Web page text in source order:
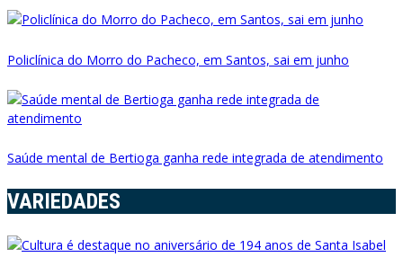
Policlínica do Morro do Pacheco, em Santos, sai em junho
Saúde mental de Bertioga ganha rede integrada de atendimento
VARIEDADES